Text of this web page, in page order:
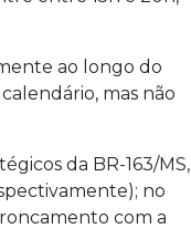
ao longo do
mas não
da BR-163/MS,
no
com a